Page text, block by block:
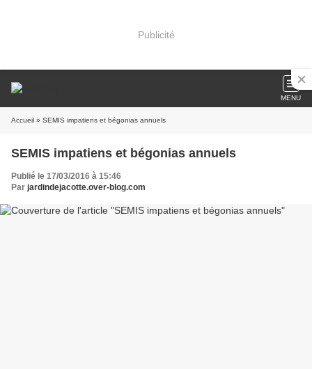
Publicité
MENU
Accueil » SEMIS impatiens et bégonias annuels
SEMIS impatiens et bégonias annuels
Publié le 17/03/2016 à 15:46
Par jardindejacotte.over-blog.com